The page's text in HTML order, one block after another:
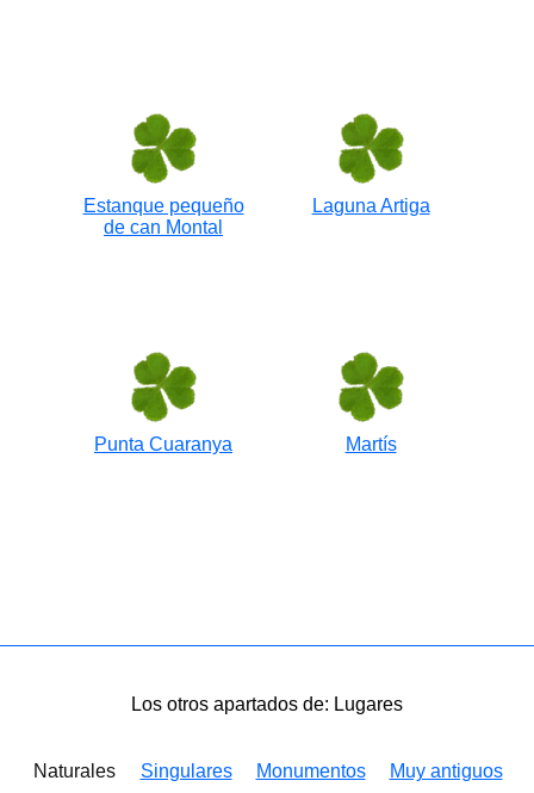
Estanque pequeño
de can Montal
Laguna Artiga
Punta Cuaranya Martís
Los otros apartados de: Lugares
Naturales Singulares Monumentos Muy antiguos